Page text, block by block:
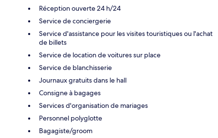
Réception ouverte 24 h/24
Service de conciergerie
Service d'assistance pour les visites touristiques ou l'achat
de billets
Service de location de voitures sur place
Service de blanchisserie
Journaux gratuits dans le hall
Consigne à bagages
Services d'organisation de mariages
Personnel polyglotte
Bagagiste/groom